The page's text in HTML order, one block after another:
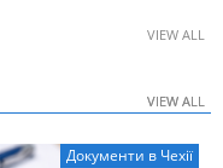
VIEW ALL
VIEW ALL
Документи в Чехії
VIEW ALL